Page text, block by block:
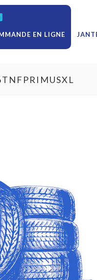
EN LIGNE